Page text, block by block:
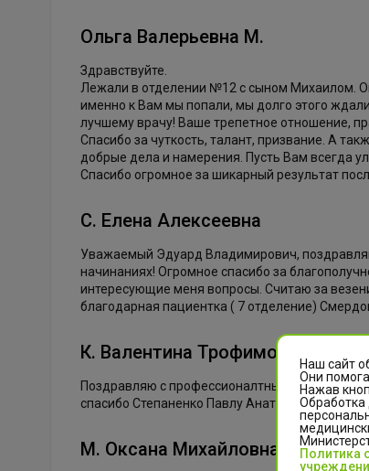
Ольга Валерьевна М.
Здравствуйте.
Лежали в отделении №12 с сыном Михаилом.
именно к Вам мы попали, мы долго этого
лучшему врачу! Ваше трепетное отношение,
Спасибо за чуткость, талант, призвание. А
добрые дела и намерения. Пусть Вам всегда
Спасибо огромное за шикарный результат
С. Елена Алексеевна
Уважаемый Эдуард Владимирович,
начинаниях! Огромное спасибо за
интересующие меня вопросы. Считаю за
благодарная пациентка ( 7 отделение)
К. Валентина Трофимовна
Поздравляю с профессионалтным
спасибо Степаненко Павлу
М. Оксана Михайловна
Наш сайт
Они
Нажав
Обработка
Политика